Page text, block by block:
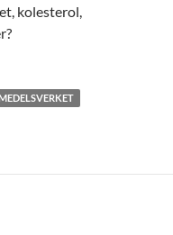
kolesterol,